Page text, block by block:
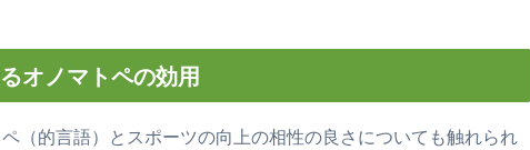
オノマトペの効用
（的言語）とスポーツの向上の相性の良さについても触れられ